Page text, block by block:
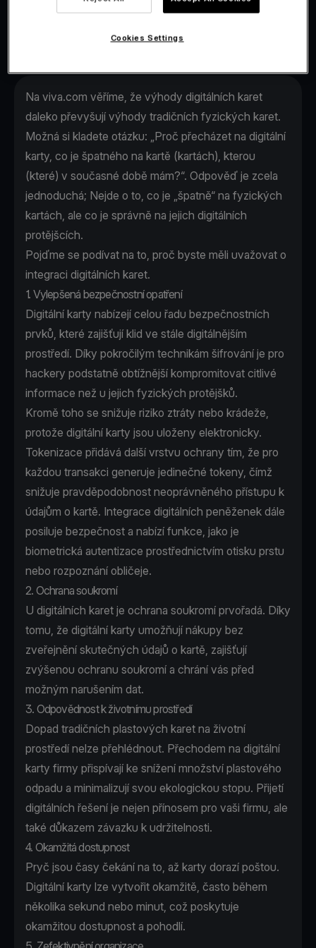
při každodenních transakcích.
Na viva.com věříme, že výhody digitálních karet
daleko převyšují výhody tradičních fyzických karet.
Možná si kladete otázku: „Proč přecházet na digitální
karty, co je špatného na kartě (kartách), kterou
(které) v současné době mám?“. Odpověď je zcela
jednoduchá; Nejde o to, co je „špatně“ na fyzických
kartách, ale co je správně na jejich digitálních
protějšcích.
Pojďme se podívat na to, proč byste měli uvažovat o
integraci digitálních karet.
1. Vylepšená bezpečnostní opatření
Digitální karty nabízejí celou řadu bezpečnostních
prvků, které zajišťují klid ve stále digitálnějším
prostředí. Díky pokročilým technikám šifrování je pro
hackery podstatně obtížnější kompromitovat citlivé
informace než u jejich fyzických protějšků.
Kromě toho se snižuje riziko ztráty nebo krádeže,
protože digitální karty jsou uloženy elektronicky.
Tokenizace přidává další vrstvu ochrany tím, že pro
každou transakci generuje jedinečné tokeny, čímž
snižuje pravděpodobnost neoprávněného přístupu k
údajům o kartě. Integrace digitálních peněženek dále
posiluje bezpečnost a nabízí funkce, jako je
biometrická autentizace prostřednictvím otisku prstu
nebo rozpoznání obličeje.
2. Ochrana soukromí
U digitálních karet je ochrana soukromí prvořadá. Díky
tomu, že digitální karty umožňují nákupy bez
zveřejnění skutečných údajů o kartě, zajišťují
zvýšenou ochranu soukromí a chrání vás před
možným narušením dat.
3. Odpovědnost k životnímu prostředí
Dopad tradičních plastových karet na životní
prostředí nelze přehlédnout. Přechodem na digitální
karty firmy přispívají ke snížení množství plastového
odpadu a minimalizují svou ekologickou stopu. Přijetí
digitálních řešení je nejen přínosem pro vaši firmu, ale
také důkazem závazku k udržitelnosti.
4. Okamžitá dostupnost
Pryč jsou časy čekání na to, až karty dorazí poštou.
Digitální karty lze vytvořit okamžitě, často během
několika sekund nebo minut, což poskytuje
okamžitou dostupnost a pohodlí.
Cookies Settings